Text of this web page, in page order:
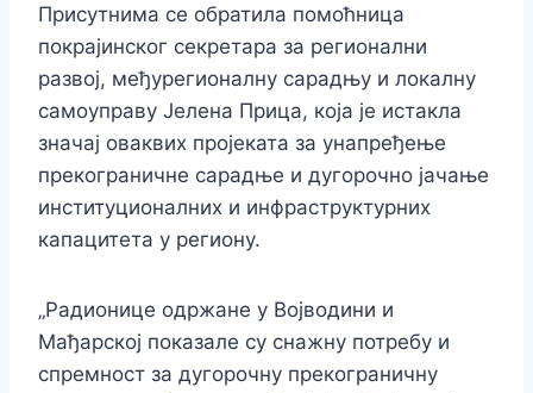
Присутнима се обратила помоћница
покрајинског секретара за регионални
развој, међурегионалну сарадњу и локалну
самоуправу Јелена Прица, која је истакла
значај оваквих пројеката за унапређење
прекограничне сарадње и дугорочно јачање
институционалних и инфраструктурних
капацитета у региону.
„Радионице одржане у Војводини и
Мађарској показале су снажну потребу и
спремност за дугорочну прекограничну